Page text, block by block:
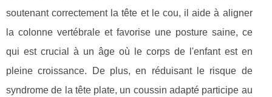
soutenant correctement la tête et le cou, il aide à aligner
la colonne vertébrale et favorise une posture saine, ce
qui est crucial à un âge où le corps de l'enfant est en
pleine croissance. De plus, en réduisant le risque de
syndrome de la tête plate, un coussin adapté participe au